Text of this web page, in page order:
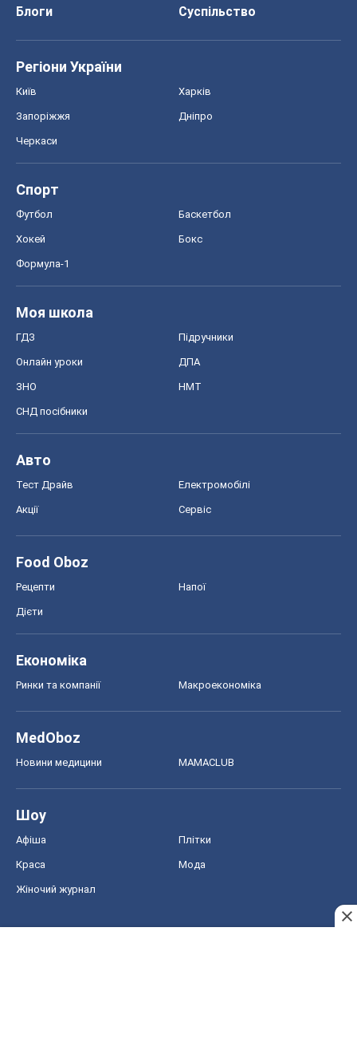
Блоги
Суспільство
Регіони України
Київ Харків
Запоріжжя Дніпро
Черкаси
Спорт
Футбол Баскетбол
Хокей Бокс
Формула-1
Моя школа
ГДЗ Підручники
Онлайн уроки ДПА
ЗНО НМТ
СНД посібники
Авто
Тест Драйв Електромобілі
Акції Сервіс
Food Oboz
Рецепти Напої
Дієти
Економіка
Ринки та компанії Макроекономіка
MedOboz
Новини медицини MAMACLUB
Шоу
Афіша Плітки
Краса Мода
Жіночий журнал